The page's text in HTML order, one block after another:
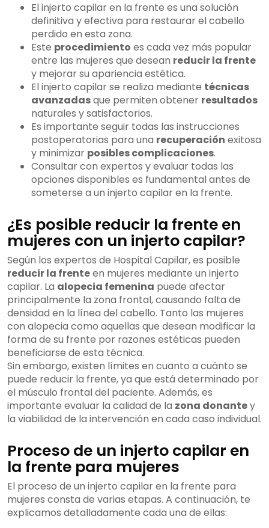
El injerto capilar en la frente es una solución
definitiva y efectiva para restaurar el cabello
perdido en esta zona.
Este procedimiento es cada vez más popular
entre las mujeres que desean reducir la frente
y mejorar su apariencia estética.
El injerto capilar se realiza mediante técnicas
avanzadasque permiten obtener resultados
naturales y satisfactorios.
Es importante seguir todas las instrucciones
postoperatorias para una recuperación exitosa
y minimizar posibles complicaciones.
Consultar con expertos y evaluar todas las
opciones disponibles es fundamental antes de
someterse a un injerto capilar en la frente.
¿Es posible reducir la frente en
mujeres con un injerto capilar?
Según los expertos de Hospital Capilar, es posible
reducir la frenteen mujeres mediante un injerto
capilar. La alopecia femenina puede afectar
principalmente la zona frontal, causando falta de
densidad en la línea del cabello. Tanto las mujeres
con alopecia como aquellas que desean modificar la
forma de su frente por razones estéticas pueden
beneficiarse de esta técnica.
Sin embargo, existen límites en cuanto a cuánto se
puede reducir la frente, ya que está determinado por
el músculo frontal del paciente. Además, es
importante evaluar la calidad de la zona donantey
la viabilidad de la intervención en cada caso individual.
Proceso de un injerto capilar en
la frente para mujeres
El proceso de un injerto capilar en la frente para
mujeres consta de varias etapas. A continuación, te
explicamos detalladamente cada una de ellas: